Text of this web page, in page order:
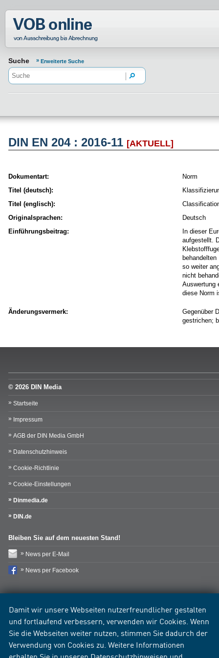
Damit wir unsere Webseiten nutzerfreundlicher gestalten
und fortlaufend verbessern, verwenden wir Cookies. Wenn
Sie die Webseiten weiter nutzen, stimmen Sie dadurch der
Verwendung von Cookies zu. Weitere Informationen
Normenportal Barrierefreiheit
Suche Erweiterte Suche
DIN EN 204 : 2016-11 [AKTUELL]
Dokumentart:
Norm
Titel (deutsch):
Titel (englisch):
Originalsprachen:
Deutsch
Einführungsbeitrag:
In dieser
aufgestellt.
so weiter
nicht
Auswertung
diese Norm
Änderungsvermerk:
Gegenüber
gestrichen;
© 2026 DIN Media
Startseite
Impressum
AGB der DIN Media GmbH
Datenschutzhinweis
Cookie-Richtlinie
Cookie-Einstellungen
Dinmedia.de
DIN.de
Bleiben Sie auf dem neuesten Stand!
News per E-Mail
News per Facebook